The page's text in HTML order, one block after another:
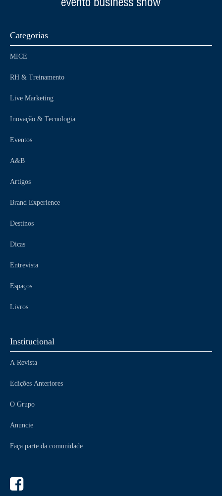
Categorias
MICE
RH & Treinamento
Live Marketing
Inovação & Tecnologia
Eventos
A&B
Artigos
Brand Experience
Destinos
Dicas
Entrevista
Espaços
Livros
Institucional
A Revista
Edições Anteriores
O Grupo
Anuncie
Faça parte da comunidade